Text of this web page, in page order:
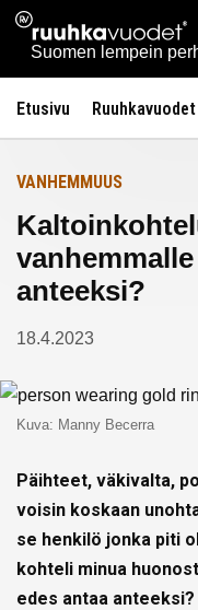
Siirry
sisältöön
Ruuhkavuodet.fi
Suomen lempein
Etusivu Ruuhkavuodet
Etusivulle
VANHEMMUUS
anteeksi?
18.4.2023
Kuva: Manny Becerra
Päihteet, väkivalta,
voisin koskaan
se henkilö jonka piti
kohteli minua
edes antaa anteeksi?